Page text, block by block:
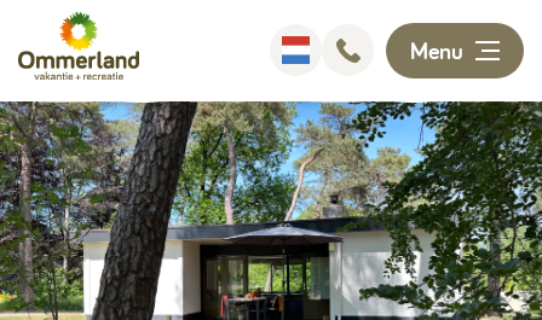
Menu
Overnachten
Faciliteiten
Animatie